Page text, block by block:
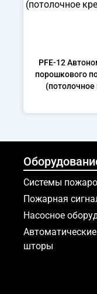
PFE-12
порошкового
(потолочное
Системы
Пожарная
Насосное
шторы